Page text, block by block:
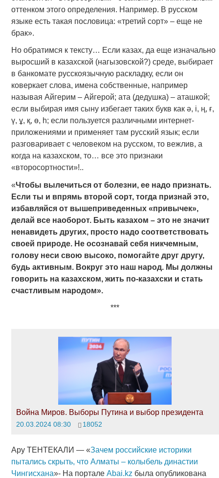
оттенком этого определения. Например. В русском
языке есть такая пословица: «третий сорт» – еще не
брак».
Но обратимся к тексту… Если казах, да еще изначально
выросший в казахской (нагызовской?) среде, выбирает
в банкомате русскоязычную раскладку, если он
коверкает слова, имена собственные, например
называя Айгерим – Айгерой; ата (дедушка) – аташкой;
если выбирая имя сыну избегает таких букв как ә, і, ң, ғ,
ү, ұ, қ, ө, һ; если пользуется различными интернет-
приложениями и применяет там русский язык; если
разговаривает с человеком на русском, то вежлив, а
когда на казахском, то… все это признаки
«второсортности»!..
«Чтобы вылечиться от болезни, ее надо признать.
Если ты и впрямь второй сорт, тогда признай это,
избавляйся от вышеприведенных «привычек»,
делай все наоборот. Быть казахом – это не значит
ненавидеть других, просто надо соответствовать
своей природе. Не осознавай себя никчемным,
голову неси свою высоко, помогайте друг другу,
будь активным. Вокруг это наш народ. Мы должны
говорить на казахском, жить по-казахски и стать
счастливым народом».
***
Война Миров. Выборы Путина и выбор президента
20.03.2024 08:30 18052
Ару ТЕНТЕКАЛИ — «Зачем российские историки
пытались скрыть, что Алматы – колыбель династии
Чингисхана»- На портале Аbai.kz была опубликована